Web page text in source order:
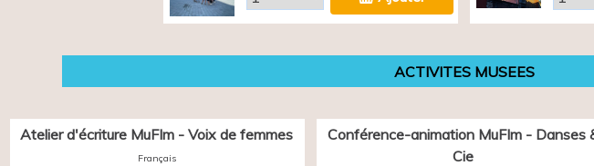
ACTIVITES MUSEES
Atelier d'écriture MuFIm - Voix de femmes
Français
Conférence-animation MuFIm - Danses
Cie